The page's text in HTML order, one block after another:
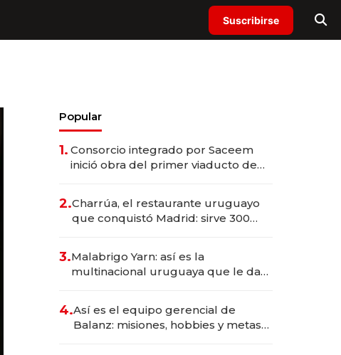
Suscribirse
Popular
1. Consorcio integrado por Saceem
inició obra del primer viaducto de
millones
2.Charrúa, el restaurante uruguayo
que conquistó Madrid: sirve 300
prepara apertura
3.Malabrigo Yarn: así es la
multinacional uruguaya que le da
4.Así es el equipo gerencial de
Balanz: misiones, hobbies y metas